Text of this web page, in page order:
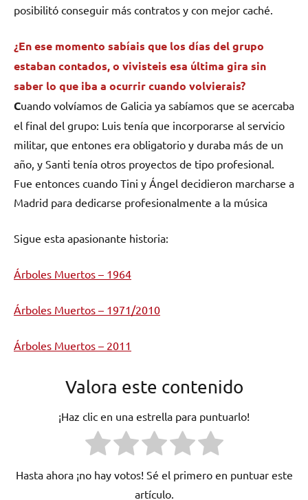
posibilitó conseguir más contratos y con mejor caché.
¿En ese momento sabíais que los días del grupo
estaban contados, o vivisteis esa última gira sin
saber lo que iba a ocurrir cuando volvierais?
Cuando volvíamos de Galicia ya sabíamos que se acercaba
el final del grupo: Luis tenía que incorporarse al servicio
militar, que entones era obligatorio y duraba más de un
año, y Santi tenía otros proyectos de tipo profesional.
Fue entonces cuando Tini y Ángel decidieron marcharse a
Madrid para dedicarse profesionalmente a la música
Sigue esta apasionante historia:
Árboles Muertos – 1964
Árboles Muertos – 1971/2010
Árboles Muertos – 2011
Valora este contenido
¡Haz clic en una estrella para puntuarlo!
Hasta ahora ¡no hay votos! Sé el primero en puntuar este
artículo.